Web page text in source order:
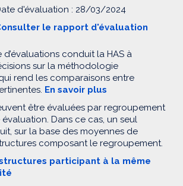
d'évaluation : 28/03/2024
le rapport d'évaluation
conduit la HAS à
sur la méthodologie
rend les comparaisons entre
En savoir plus
être évaluées par regroupement
Dans ce cas, un seul
sur la base des moyennes de
composant le regroupement.
participant à la même